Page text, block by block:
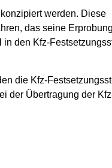
werden. Diese
das seine Erprobung
den Kfz-
die Kfz-
der Übertragung der